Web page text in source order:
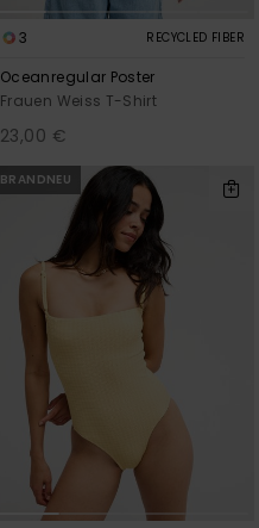
3 RECYCLED FIBER
Oceanregular Poster
Frauen Weiss T-Shirt
23,00 €
BRANDNEU